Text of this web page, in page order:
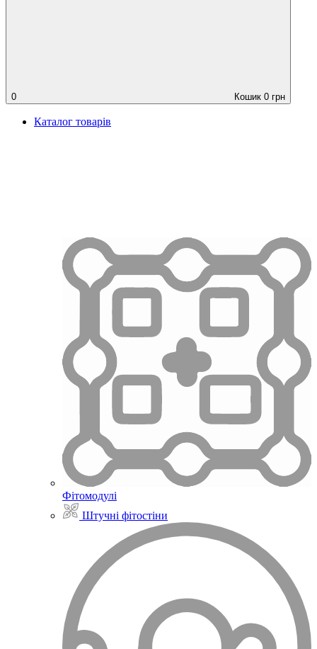
0 Кошик 0 грн
Каталог товарів
Фітомодулі
Штучні фітостіни